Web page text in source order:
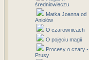
średniowieczu
Matka Joanna od
Aniołów
O czarownicach
O pojęciu magii
Procesy o czary -
Prusy